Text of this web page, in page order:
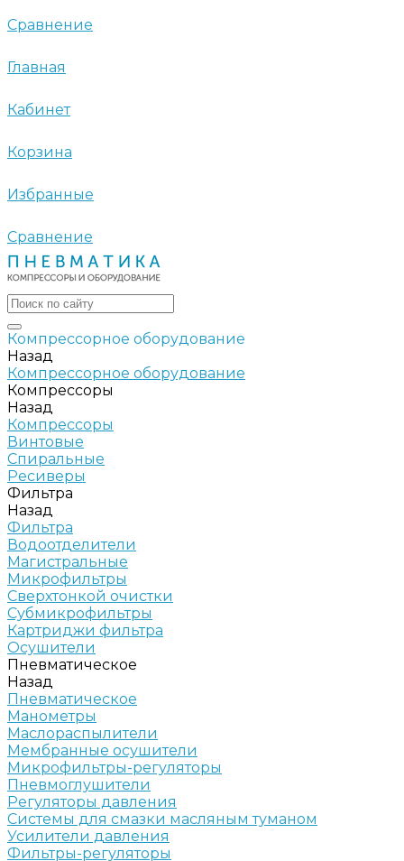
Сравнение
Главная
Кабинет
Корзина
Избранные
Сравнение
Компрессорное оборудование
Назад
Компрессорное оборудование
Компрессоры
Назад
Компрессоры
Винтовые
Спиральные
Ресиверы
Фильтра
Назад
Фильтра
Водоотделители
Магистральные
Микрофильтры
Сверхтонкой очистки
Субмикрофильтры
Картриджи фильтра
Осушители
Пневматическое
Назад
Пневматическое
Манометры
Маслораспылители
Мембранные осушители
Микрофильтры-регуляторы
Пневмоглушители
Регуляторы давления
Системы для смазки масляным туманом
Усилители давления
Фильтры-регуляторы